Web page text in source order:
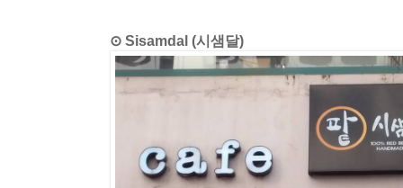
⊙ Sisamdal (시샘달)